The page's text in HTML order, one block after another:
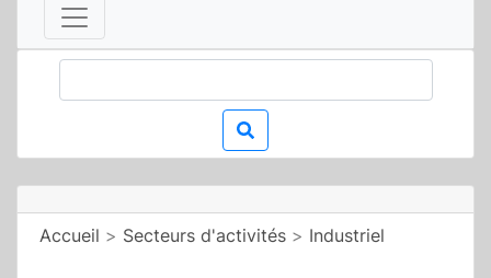
Accueil > Secteurs d'activités > Industriel